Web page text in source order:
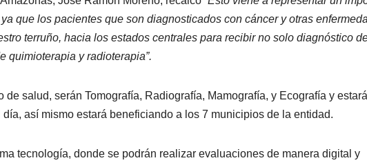
que los pacientes que son diagnosticados con cáncer y otras
terruño, hacia los estados centrales para recibir no solo diagnóstico
quimioterapia y radioterapia”.
de salud, serán Tomografía, Radiografía, Mamografía, y Ecografía y estará
así mismo estará beneficiando a los 7 municipios de la entidad.
tecnología, donde se podrán realizar evaluaciones de manera digital y